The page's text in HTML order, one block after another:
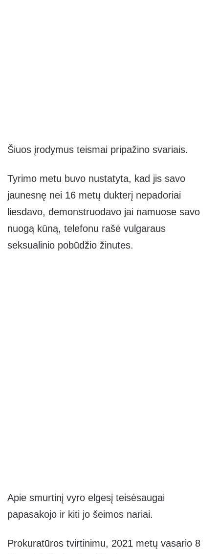
Šiuos įrodymus teismai pripažino svariais.
Tyrimo metu buvo nustatyta, kad jis savo
jaunesnę nei 16 metų dukterį nepadoriai
liesdavo, demonstruodavo jai namuose savo
nuogą kūną, telefonu rašė vulgaraus
seksualinio pobūdžio žinutes.
Apie smurtinį vyro elgesį teisėsaugai
papasakojo ir kiti jo šeimos nariai.
Prokuratūros tvirtinimu, 2021 metų vasario 8